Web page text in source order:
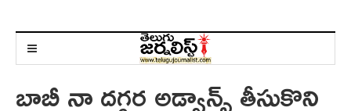
బాబీ నా దగ్గర అడ్వాన్స్ తీసుకొని